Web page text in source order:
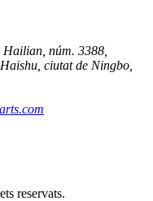
núm. 3388,
ciutat de Ningbo,
reservats.